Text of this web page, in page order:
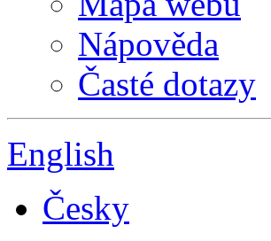
Nápověda
Časté dotazy
English
Česky